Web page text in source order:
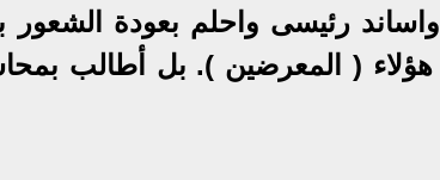
رئيسى واحلم بعودة الشعور
( المعرضين ). بل أطالب